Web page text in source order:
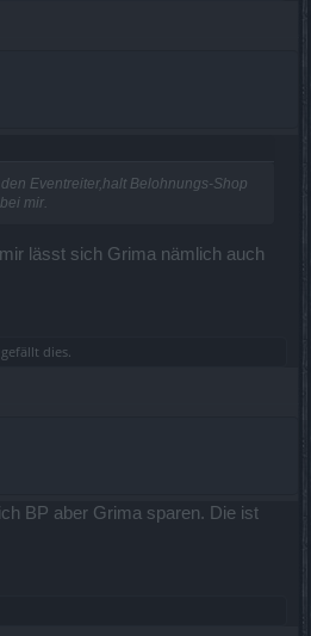
Eventreiter,halt Belohnungs-Shop
mir.
lässt sich Grima nämlich auch
gefällt dies.
BP aber Grima sparen. Die ist